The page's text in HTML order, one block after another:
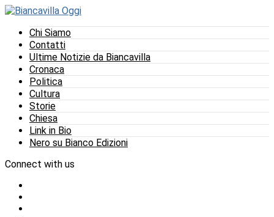
Chi Siamo
Contatti
Ultime Notizie da Biancavilla
Cronaca
Politica
Cultura
Storie
Chiesa
Link in Bio
Nero su Bianco Edizioni
Connect with us